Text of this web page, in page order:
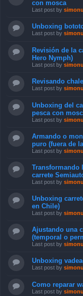
con mosca
Last post by
Unboxing
Last post by
Revisión de la
Hero Nymph)
Last post by
Revisando
Last post by
Unboxing del
pesca con
Last post by
Armando o
puro (fuera de
Last post by
Transformando
carrete
Last post by
Unboxing
en Chile)
Last post by
Ajustando una
(temporal o
Last post by
Unboxing
Last post by
Como reparar
Last post by